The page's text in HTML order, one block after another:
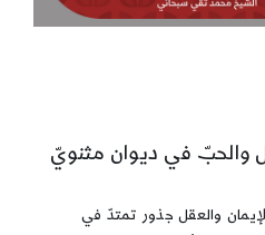
والحبّ في ديوان مثنويّ
والعقل جذور تمتدّ في